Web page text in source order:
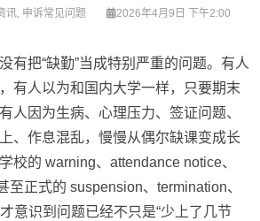
讯, 申诉常见问题 2026年4月9日 下午2:00
有把“缺勤”当成特别严重的问题。有人
有人以为和国内大学一样，只要期末
人因为生病、心理压力、签证问题、
、作息混乱，慢慢从偶尔缺课变成长
校的 warning、attendance notice、
至正式的 suspension、termination、
意识到问题已经不只是“少上了几节